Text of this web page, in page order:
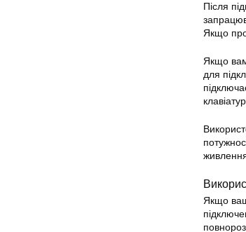
Після
Якщо
Якщо вам
для
Якщо